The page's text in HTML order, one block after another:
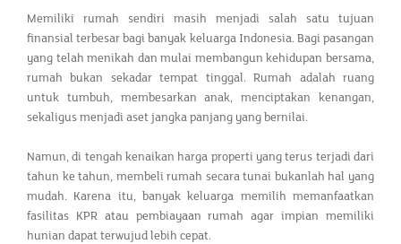
Memiliki rumah sendiri masih menjadi salah satu tujuan
finansial terbesar bagi banyak keluarga Indonesia. Bagi pasangan
yang telah menikah dan mulai membangun kehidupan bersama,
rumah bukan sekadar tempat tinggal. Rumah adalah ruang
untuk tumbuh, membesarkan anak, menciptakan kenangan,
sekaligus menjadi aset jangka panjang yang bernilai.
Namun, di tengah kenaikan harga properti yang terus terjadi dari
tahun ke tahun, membeli rumah secara tunai bukanlah hal yang
mudah. Karena itu, banyak keluarga memilih memanfaatkan
fasilitas KPR atau pembiayaan rumah agar impian memiliki
hunian dapat terwujud lebih cepat.